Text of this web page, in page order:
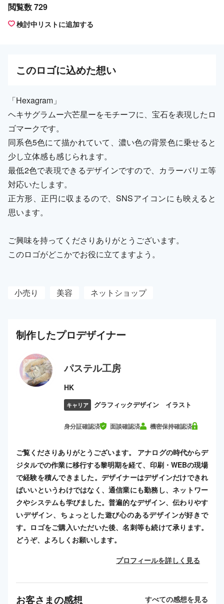
閲覧数 729
検討中リストに追加する
このロゴに込めた想い
「Hexagram」
ヘキサグラムー六芒星ーをモチーフに、宝石を表現したロ
ゴマークです。
同系色5色にて描かれていて、濃い色の背景色に乗せると
少し立体感も感じられます。
最低2色で表現できるデザインですので、カラーバリエ等
対応いたします。
正方形、正円に収まるので、SNSアイコンにも映えると
思います。
ご興味を持ってくださりありがとうございます。
このロゴがどこかでお役に立てますよう。
小売り 美容 ネットショップ
制作したプロデザイナー
パステル工房
HK
キャリア グラフィックデザイン イラスト
身分証確認済 面談確認済 機密保持確認済
ご覧くださりありがとうございます。 アナログの時代からデ
ジタルでの作業に移行する黎明期を経て、印刷・WEBの現場
で経験を積んできました。デザイナーはデザインだけできれ
ばいいというわけではなく、通信業にも勤務し、ネットワー
クやシステムも学びました。普遍的なデザイン、伝わりやす
いデザイン、ちょっとした遊び心のあるデザインが好きで
す。ロゴをご購入いただいた後、名刺等も続けて承ります。
どうぞ、よろしくお願いします。
プロフィールを詳しく見る
お客さまの感想 すべての感想を見る